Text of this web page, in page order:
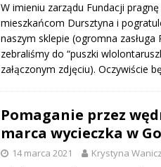
W imieniu zarządu Fundacji
mieszkańcom Dursztyna i
naszym sklepie (ogromna zasługa
zebraliśmy do “puszki
załączonym zdjęciu). Oczywiście
Pomaganie przez
marca wycieczka w
14 marca 2021 Krystyna